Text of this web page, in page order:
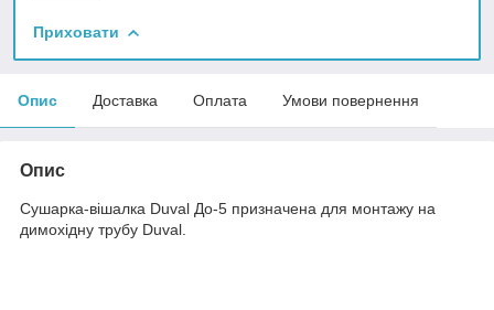
Приховати
Опис Доставка Оплата Умови повернення
Опис
Сушарка-вішалка Duval До-5 призначена для монтажу на
димохідну трубу Duval.